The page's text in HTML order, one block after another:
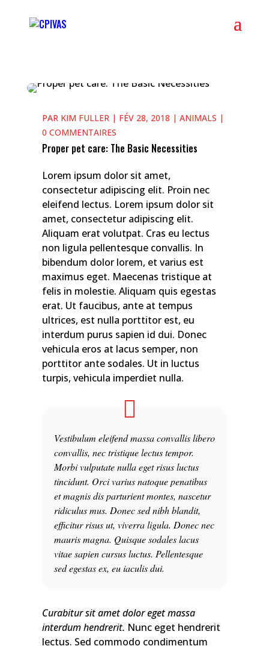
PAR KIM FULLER| FÉV 28, 2018 | ANIMALS |
0 COMMENTAIRES
Proper pet care: The Basic Necessities
Lorem ipsum dolor sit amet,
consectetur adipiscing elit. Proin nec
eleifend lectus. Lorem ipsum dolor sit
amet, consectetur adipiscing elit.
Aliquam erat volutpat. Cras eu lectus
non ligula pellentesque convallis. In
bibendum dolor lorem, et varius est
maximus eget. Maecenas tristique at
felis in molestie. Aliquam quis egestas
erat. Ut faucibus, ante at tempus
ultrices, est nulla porttitor est, eu
interdum purus sapien id dui. Donec
vehicula eros at lacus semper, non
porttitor ante sodales. Ut in luctus
turpis, vehicula imperdiet nulla.
Vestibulum eleifend massa convallis libero
convallis, nec tristique lectus tempor.
Morbi vulputate nulla eget risus luctus
tincidunt. Orci varius natoque penatibus
et magnis dis parturient montes, nascetur
ridiculus mus. Donec sed nibh blandit,
efficitur risus ut, viverra ligula. Donec nec
mauris magna. Quisque sodales lacus
vitae sapien cursus luctus. Pellentesque
sed egestas ex, eu iaculis dui.
Curabitur sit amet dolor eget massa
interdum hendrerit. Nunc eget hendrerit
lectus. Sed commodo condimentum